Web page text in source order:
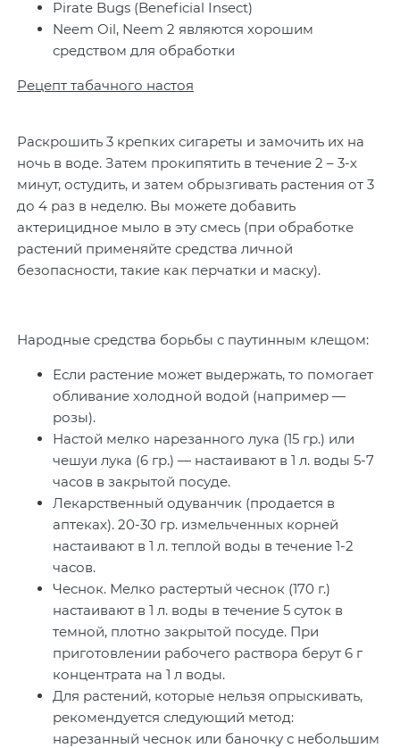
Pirate Bugs (Beneficial Insect)
Neem Oil, Neem 2 являются хорошим
средством для обработки
Рецепт табачного настоя
Раскрошить 3 крепких сигареты и замочить их на
ночь в воде. Затем прокипятить в течение 2 – 3-х
минут, остудить, и затем обрызгивать растения от 3
до 4 раз в неделю. Вы можете добавить
актерицидное мыло в эту смесь (при обработке
растений применяйте средства личной
безопасности, такие как перчатки и маску).
Народные средства борьбы с паутинным клещом:
Если растение может выдержать, то помогает
обливание холодной водой (например —
розы).
Настой мелко нарезанного лука (15 гр.) или
чешуи лука (6 гр.) — настаивают в 1 л. воды 5-7
часов в закрытой посуде.
Лекарственный одуванчик (продается в
аптеках). 20-30 гр. измельченных корней
настаивают в 1 л. теплой воды в течение 1-2
часов.
Чеснок. Мелко растертый чеснок (170 г.)
настаивают в 1 л. воды в течение 5 суток в
темной, плотно закрытой посуде. При
приготовлении рабочего раствора берут 6 г
концентрата на 1 л воды.
Для растений, которые нельзя опрыскивать,
рекомендуется следующий метод:
нарезанный чеснок или баночку с небольшим